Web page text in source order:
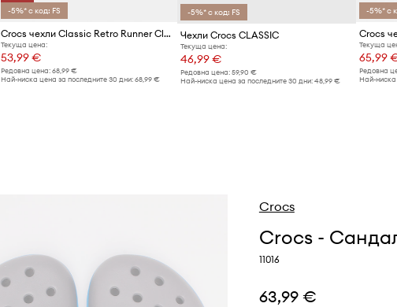
-5%* с код: FS
Crocs чехли Classic Retro Runner Clog
Текуща цена:
53,99 €
Редовна цена: 68,99 €
Най-ниска цена за последните 30 дни: 68,99 €
-5%* с код: FS
Чехли Crocs CLASSIC
Текуща цена:
46,99 €
Редовна цена: 59,90 €
Най-ниска цена за последните 30 дни: 48,99 €
-5%* с
Crocs
Текуща
65,99
Редовна
Най-ниска
Crocs
Crocs -
11016
63,99 €